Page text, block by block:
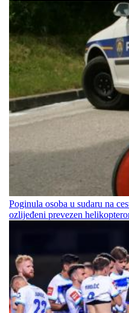
Poginula osoba u sudaru na
ozlijeđeni prevezen